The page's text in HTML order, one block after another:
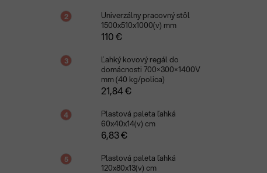
Univerzálny pracovný stôl
1500x510x1000(v) mm
110 €
Ľahký kovový regál do
domácnosti 700×300×1400V
mm (40 kg/polica)
21,84 €
Plastová paleta ľahká
60x40x14(v) cm
6,83 €
Plastová paleta ľahká
120x80x13(v) cm